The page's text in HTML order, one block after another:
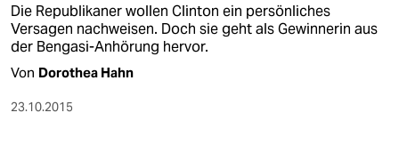
Die Republikaner wollen Clinton ein persönliches
Versagen nachweisen. Doch sie geht als Gewinnerin aus
der Bengasi-Anhörung hervor.
Von Dorothea Hahn
23.10.2015